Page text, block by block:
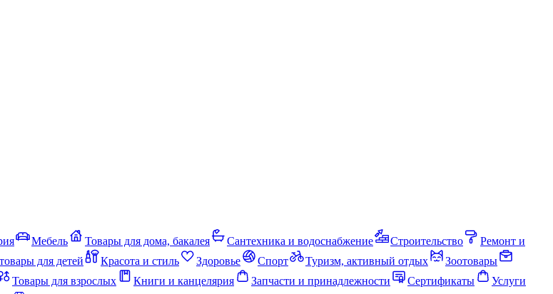
Мебель Товары для дома, бакалея Сантехника и водоснабжение Строительство
Ремонт и
для детей Красота и стиль Здоровье Спорт Туризм, активный отдых
Зоотовары
Товары для взрослых Книги и канцелярия Запчасти и принадлежности Сертификаты
Услуги